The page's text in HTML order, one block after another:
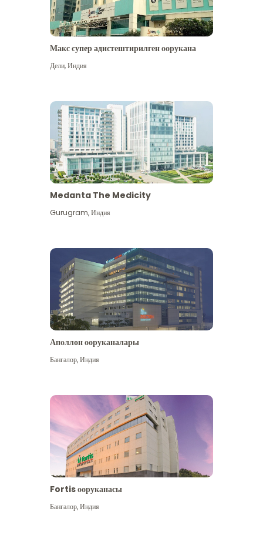
Макс супер адистештирилген оорукана
Дели,Индия
Medanta The Medicity
Gurugram,Индия
Аполлон ооруканалары
Бангалор,Индия
Fortis ооруканасы
Бангалор,Индия